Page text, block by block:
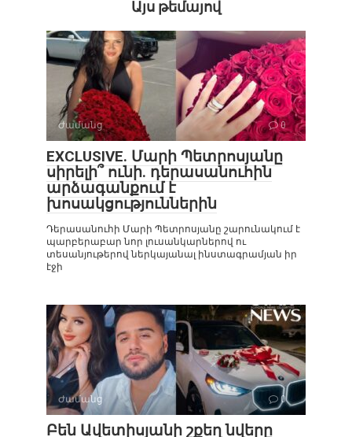
Այս թեմայով
Ժամանց 0
EXCLUSIVE. Մարի Պետրոսյանը
սիրելի՞ ունի. դերասանուհին
արձագանքում է
խոսակցություններին
Դերասանուհի Մարի Պետրոսյանը շարունակում է
պարբերաբար նոր լուսանկարներով ու
տեսանյութերով ներկայանալ ինստագրամյան իր
էջի
Ժամանց 0
Բեն Ավետիսյանի շքեղ նվերը